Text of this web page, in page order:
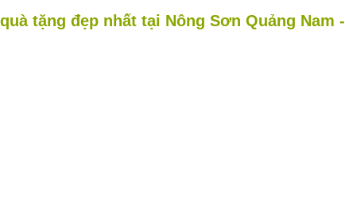
tặng đẹp nhất tại Nông Sơn Quảng Nam